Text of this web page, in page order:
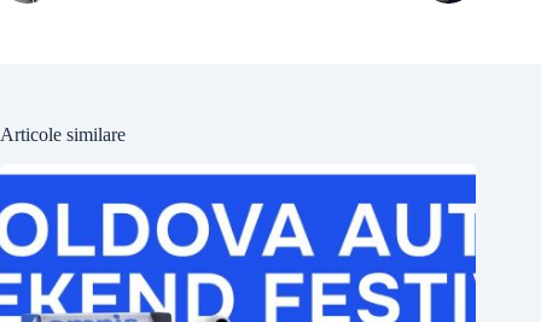
Articole similare